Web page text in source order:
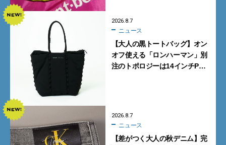
2026.8.7
ニュース
【大人の黒トートバッグ】オン
オフ使える「ロンハーマン」別
注のトポロジーは14インチPC
2026.8.7
ニュース
【差がつく大人の秋デニム】完